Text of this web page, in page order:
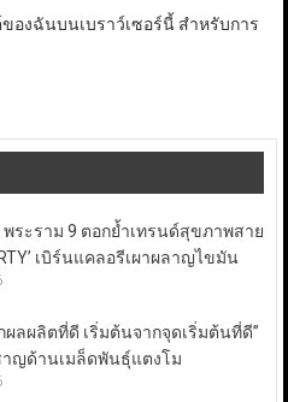
องฉันบนเบราว์เซอร์นี้ สำหรับการ
พระราม 9 ตอกย้ำเทรนด์สุขภาพสาย
เบิร์นแคลอรีเผาผลาญไขมัน
ผลผลิตที่ดี เริ่มต้นจากจุดเริ่มต้นที่ดี”
าญด้านเมล็ดพันธุ์แตงโม